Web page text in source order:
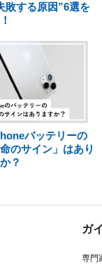
敗する原因”6選を
バッテリーの
命のサイン」はあり
？
ガ
専門